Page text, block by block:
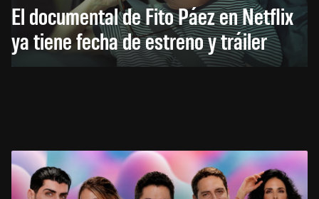
El documental de Fito Páez en Netflix
ya tiene fecha de estreno y tráiler